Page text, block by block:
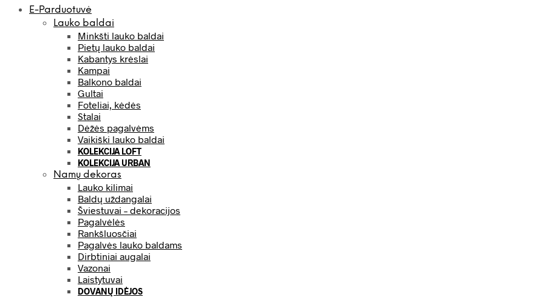
E-Parduotuvė
Lauko baldai
Minkšti lauko baldai
Pietų lauko baldai
Kabantys krėslai
Kampai
Balkono baldai
Gultai
Foteliai, kėdės
Stalai
Dėžės pagalvėms
Vaikiški lauko baldai
KOLEKCIJA LOFT
KOLEKCIJA URBAN
Namų dekoras
Lauko kilimai
Baldų uždangalai
Šviestuvai – dekoracijos
Pagalvėlės
Rankšluosčiai
Pagalvės lauko baldams
Dirbtiniai augalai
Vazonai
Laistytuvai
DOVANŲ IDĖJOS